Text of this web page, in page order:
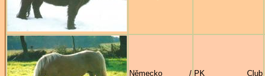
Německo / PK Club